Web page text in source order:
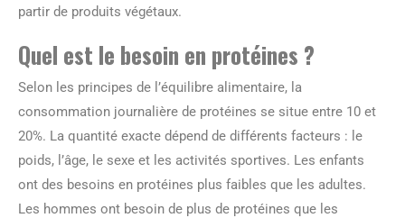
partir de produits végétaux.
Quel est le besoin en protéines ?
Selon les principes de l’équilibre alimentaire, la
consommation journalière de protéines se situe entre 10 et
20%. La quantité exacte dépend de différents facteurs : le
poids, l’âge, le sexe et les activités sportives. Les enfants
ont des besoins en protéines plus faibles que les adultes.
Les hommes ont besoin de plus de protéines que les